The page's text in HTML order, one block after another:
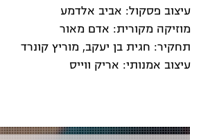
עיצוב פסקול: אביב אלדמע
מוזיקה מקורית: אדם מאור
תחקיר: חגית בן יעקב, מוריץ קונרד
עיצוב אמנותי: אריק ווייס